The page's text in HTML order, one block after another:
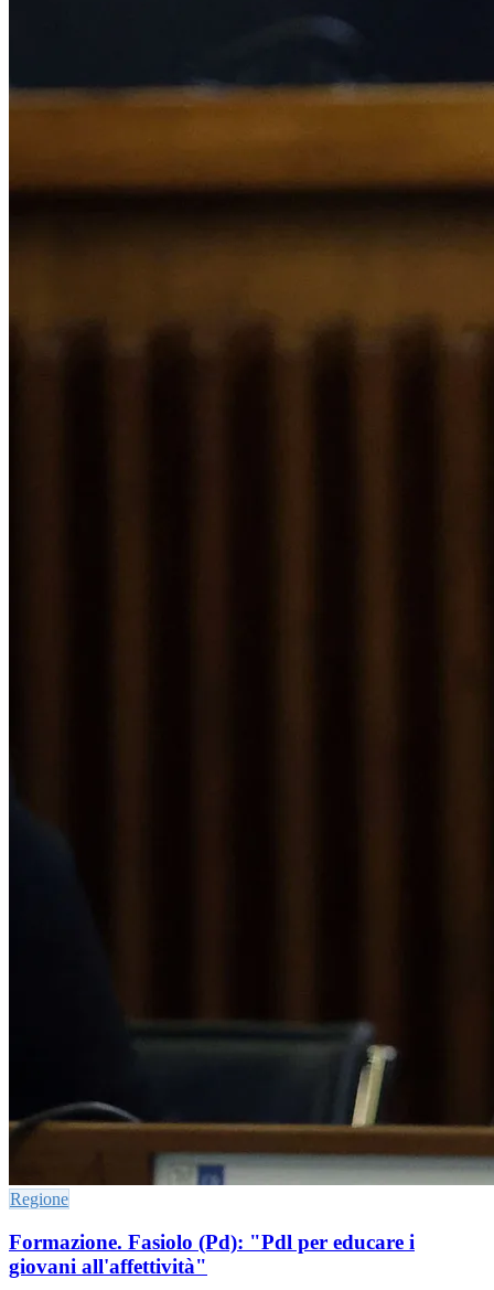
Regione
Formazione. Fasiolo (Pd): "Pdl per educare i
giovani all'affettività"